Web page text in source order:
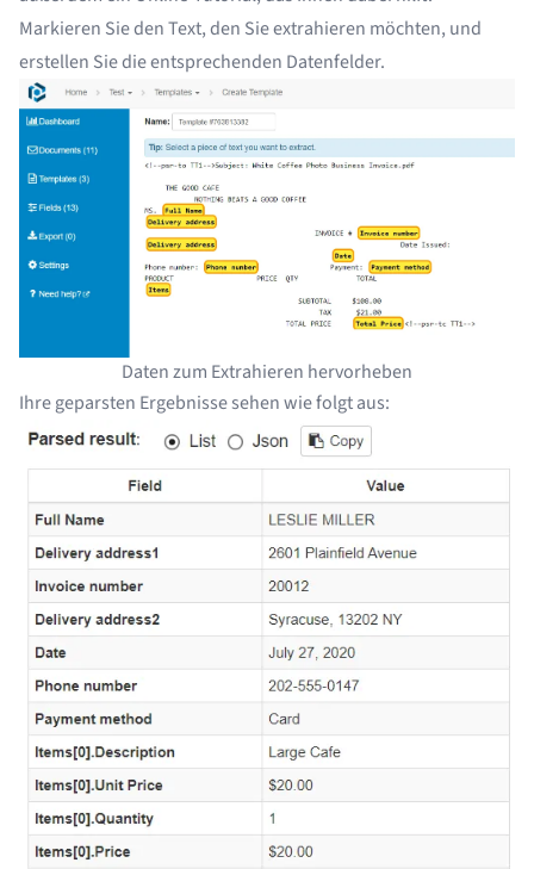
Markieren Sie den Text, den Sie extrahieren möchten, und
erstellen Sie die entsprechenden Datenfelder.
Daten zum Extrahieren hervorheben
Ihre geparsten Ergebnisse sehen wie folgt aus: